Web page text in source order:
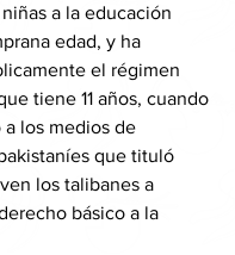
a la educación
edad, y ha
el régimen
tiene 11 años, cuando
los medios de
que tituló
los talibanes a
básico a la